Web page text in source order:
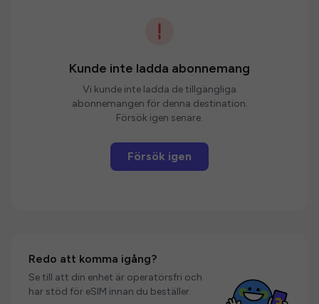
Kunde inte ladda abonnemang
Vi kunde inte ladda de tillgängliga
abonnemangen för denna destination.
Försök igen senare.
Försök igen
Redo att komma igång?
Se till att din enhet är operatörsfri och
har stöd för eSIM innan du beställer.